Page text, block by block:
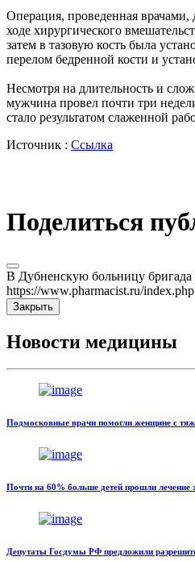
Операция, проведенная
ходе хирургического
затем в тазовую кость была
перелом бедренной кости и
Несмотря на длительность и
мужчина провел почти три
стало результатом слаженной
Источник : Ссылка
Поделиться
В Дубненскую больницу бригада
https://www.pharmacist.ru/
Закрыть
Новости медицины
Подмосковные врачи помогли женщине с
Почти на 60% больше детей прошли
Депутаты Госдумы РФ предложили